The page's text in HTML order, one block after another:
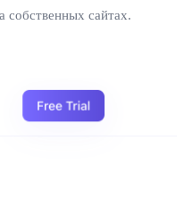
собственных сайтах.